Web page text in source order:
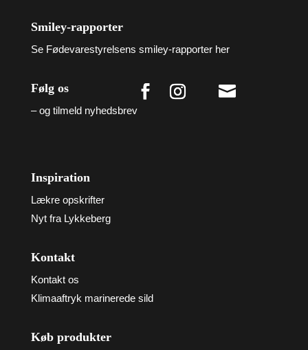
Smiley-rapporter
Se Fødevarestyrelsens smiley-rapporter her
Følg os
– og tilmeld nyhedsbrev

Inspiration
Lækre opskrifter
Nyt fra Lykkeberg
Kontakt
Kontakt os
Klimaaftryk marinerede sild
Køb produkter